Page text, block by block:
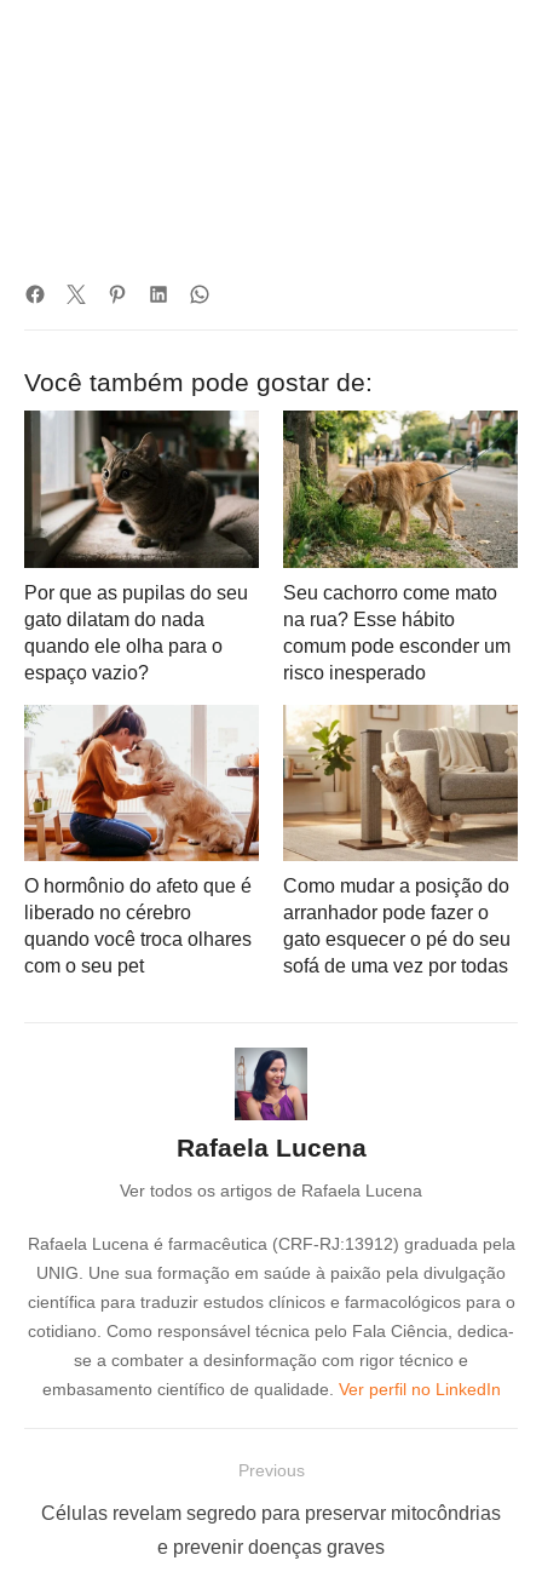
Você também pode gostar de:
Por que as pupilas do seu
gato dilatam do nada
quando ele olha para o
espaço vazio?
Seu cachorro come mato
na rua? Esse hábito
comum pode esconder um
risco inesperado
O hormônio do afeto que é
liberado no cérebro
quando você troca olhares
com o seu pet
Como mudar a posição do
arranhador pode fazer o
gato esquecer o pé do seu
sofá de uma vez por todas
Rafaela Lucena
Ver todos os artigos de Rafaela Lucena
Rafaela Lucena é farmacêutica (CRF-RJ:13912) graduada pela
UNIG. Une sua formação em saúde à paixão pela divulgação
científica para traduzir estudos clínicos e farmacológicos para o
cotidiano. Como responsável técnica pelo Fala Ciência, dedica-
se a combater a desinformação com rigor técnico e
embasamento científico de qualidade. Ver perfil no LinkedIn
Previous
P
Células revelam segredo para preservar mitocôndrias
e prevenir doenças graves